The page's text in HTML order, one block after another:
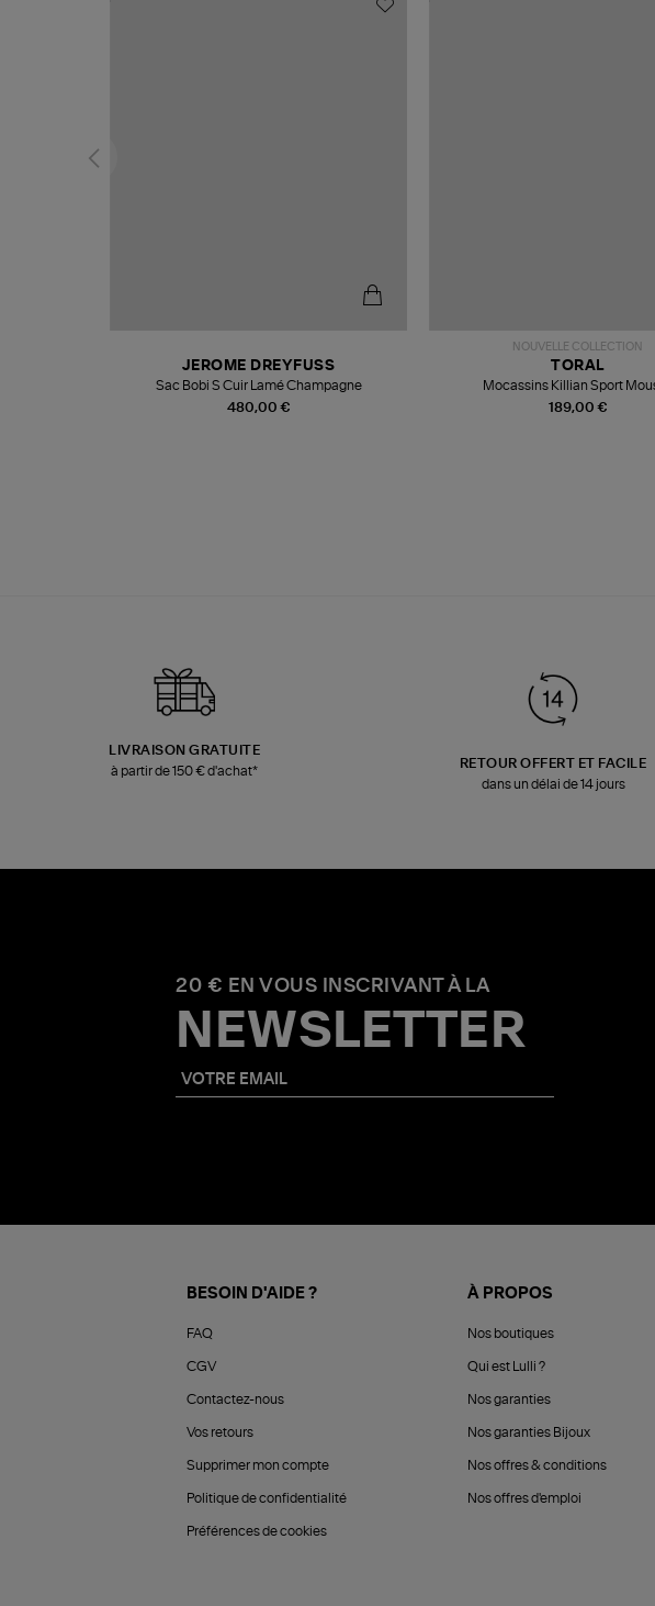
480,00 €
JEROME DREYFUSS
Sac Bobi S Cuir Lamé Champagne
NOUVELLE COLLECTION
189,00 €
TORAL
Mocassins Killian Sport
LIVRAISON GRATUITE
à partir de 150 € d'achat*
RETOUR OFFERT ET FACILE
dans un délai de 14 jours
20 € EN VOUS INSCRIVANT À LA
NEWSLETTER
BESOIN D'AIDE ?
FAQ
CGV
Contactez-nous
Vos retours
Supprimer mon compte
Politique de confidentialité
Préférences de cookies
À PROPOS
Nos boutiques
Qui est Lulli ?
Nos garanties
Nos garanties Bijoux
Nos offres & conditions
Nos offres d'emploi